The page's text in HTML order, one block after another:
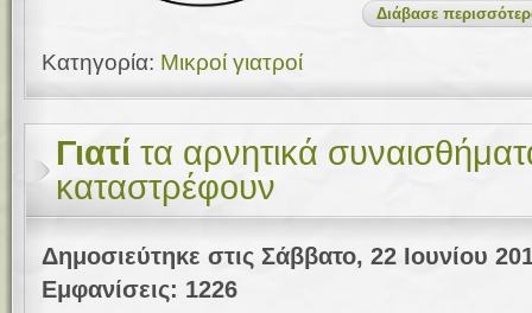
Διάβασε
Κατηγορία: Μικροί γιατροί
Γιατί τα αρνητικά
καταστρέφουν
Δημοσιεύτηκε στις Σάββατο, 22 Ιουνίου
Εμφανίσεις: 1226